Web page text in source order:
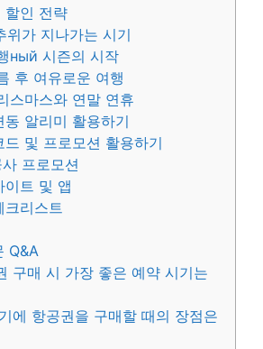
할인 전략
위가 지나가는 시기
ный 시즌의 시작
후 여유로운 여행
스마스와 연말 연휴
알리미 활용하기
드 및 프로모션 활용하기
프로모션
이트 및 앱
크리스트
Q&A
구매 시 가장 좋은 예약 시기는
에 항공권을 구매할 때의 장점은